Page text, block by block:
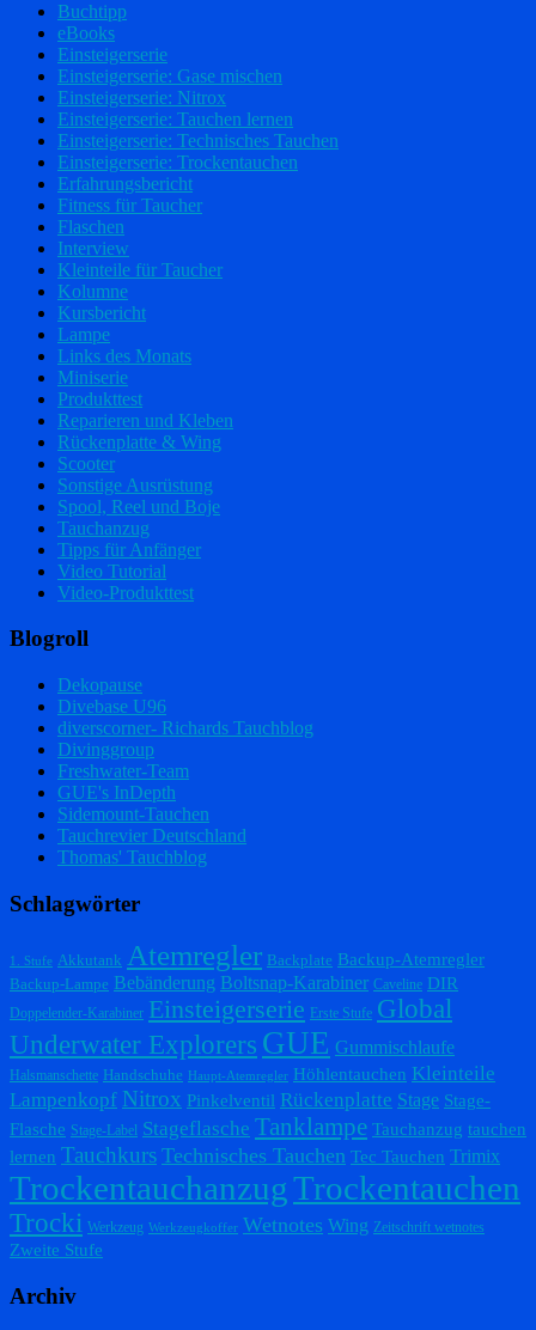
Buchtipp
eBooks
Einsteigerserie
Einsteigerserie: Gase mischen
Einsteigerserie: Nitrox
Einsteigerserie: Tauchen lernen
Einsteigerserie: Technisches Tauchen
Einsteigerserie: Trockentauchen
Erfahrungsbericht
Fitness für Taucher
Flaschen
Interview
Kleinteile für Taucher
Kolumne
Kursbericht
Lampe
Links des Monats
Miniserie
Produkttest
Reparieren und Kleben
Rückenplatte & Wing
Scooter
Sonstige Ausrüstung
Spool, Reel und Boje
Tauchanzug
Tipps für Anfänger
Video Tutorial
Video-Produkttest
Blogroll
Dekopause
Divebase U96
diverscorner- Richards Tauchblog
Divinggroup
Freshwater-Team
GUE's InDepth
Sidemount-Tauchen
Tauchrevier Deutschland
Thomas' Tauchblog
Schlagwörter
1. Stufe Akkutank Atemregler Backplate Backup-Atemregler
Backup-Lampe Bebänderung Boltsnap-Karabiner Caveline DIR
Doppelender-Karabiner Einsteigerserie Erste Stufe Global
Underwater Explorers GUE Gummischlaufe
Halsmanschette Handschuhe Haupt-Atemregler Höhlentauchen Kleinteile
Lampenkopf Nitrox Pinkelventil Rückenplatte Stage Stage-
Flasche Stage-Label Stageflasche Tanklampe Tauchanzug tauchen
lernen Tauchkurs Technisches Tauchen Tec Tauchen Trimix
TrockentauchanzugTrockentauchen
Trocki Werkzeug Werkzeugkoffer Wetnotes Wing Zeitschrift wetnotes
Zweite Stufe
Archiv